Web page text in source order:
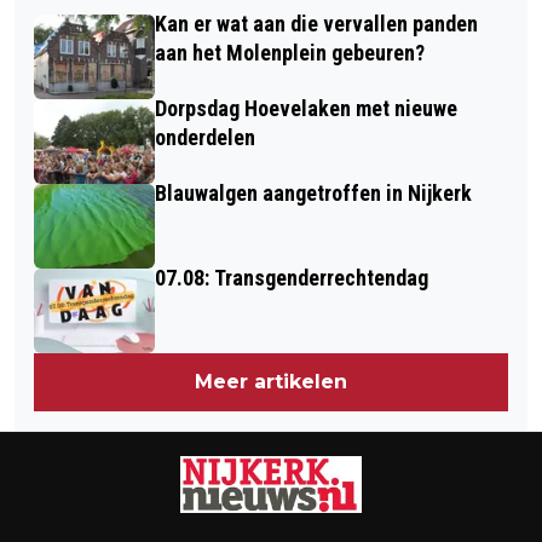
NET TEKORT TEGEN DE MEEUWEN 1
DE PASSIE IN SLICHTENHORST
Kan er wat aan die vervallen panden
aan het Molenplein gebeuren?
Dorpsdag Hoevelaken met nieuwe
onderdelen
Blauwalgen aangetroffen in Nijkerk
07.08: Transgenderrechtendag
Meer artikelen